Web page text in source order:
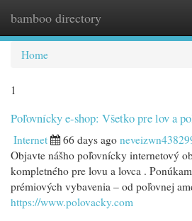
bamboo directory
Home
1
Poľovnícky e-shop: Všetko pre lov a
Internet 66 days ago
Objavte nášho poľovnícky internetový
kompletného pre lovu a lovca .
prémiových vybavenia – od poľovnej
https://www.polovacky.com